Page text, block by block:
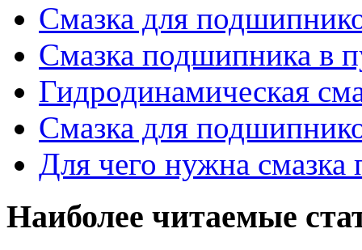
Смазка для
Смазка подшипника в
Гидродинамическая
Смазка для
Для чего нужна
Наиболее читаемые